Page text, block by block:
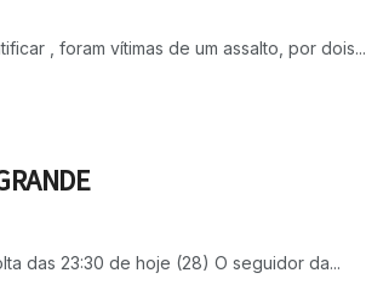
, foram vítimas de um assalto, por dois...
das 23:30 de hoje (28) O seguidor da...